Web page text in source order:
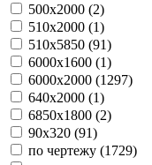
500х2000 (2)
510х2000 (1)
510х5850 (91)
6000х1600 (1)
6000х2000 (1297)
640х2000 (1)
6850х1800 (2)
90х320 (91)
по чертежу (1729)